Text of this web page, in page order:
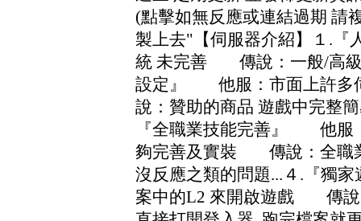
(點擊如無反應或連結過期 請
製上去" 【伺服器介紹】１ .『
統 未完善 傳說：一般/高
設定』 他服：市面上許多
說：贊助的商品 遊戲中完整
『全職業技能完善』 他服
夠完善及實裝 傳說：全職
沒反應之類的問題... ４ .『獨
案中的L2 來開啟遊戲 傳說